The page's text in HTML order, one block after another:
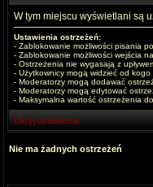
W tym miejscu wyświetlani są
Ustawienia ostrzeżeń:
- Zablokowanie możliwości pisania
- Zablokowanie możliwości wejścia
- Ostrzeżenia nie wygasają z
- Użytkownicy mogą widzieć od
- Moderatorzy mogą dodawać
- Moderatorzy mogą edytować
- Maksymalna wartość ostrzeżenia
Ukryj ustawienia
Nie ma żadnych ostrzeżeń